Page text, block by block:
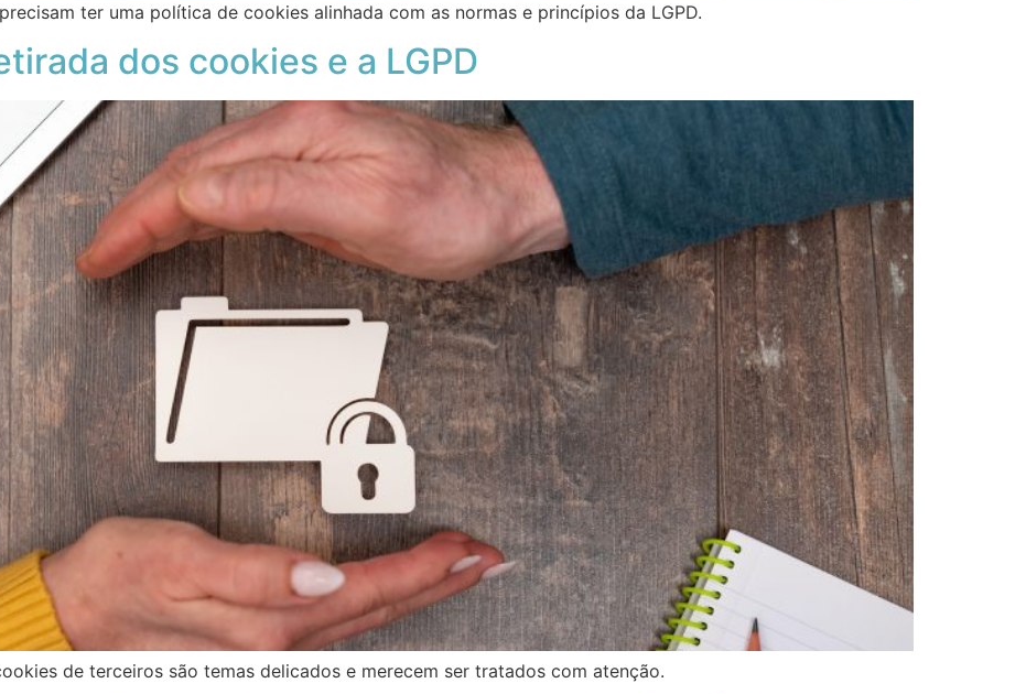
ter uma política de cookies alinhada com as normas e princípios da LGPD.
dos cookies e a LGPD
de terceiros são temas delicados e merecem ser tratados com atenção.